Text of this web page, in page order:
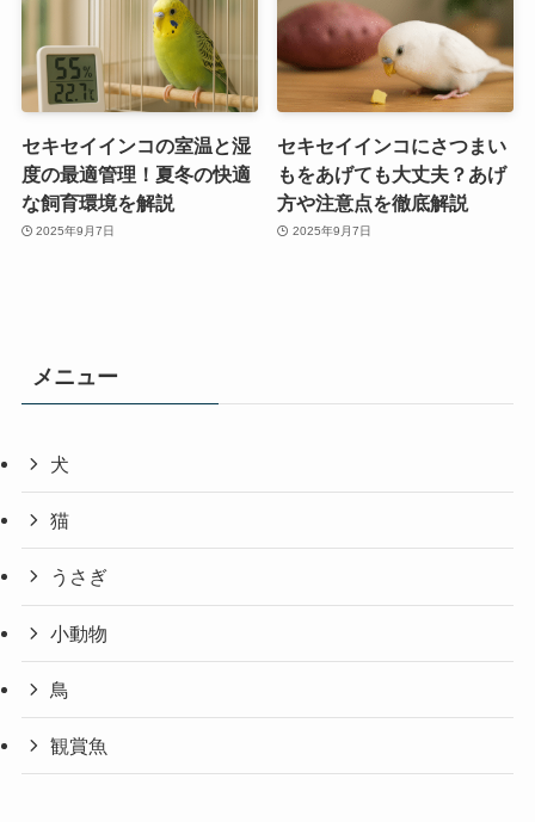
セキセイインコの室温と湿
度の最適管理！夏冬の快適
な飼育環境を解説
2025年9月7日
セキセイインコにさつまい
もをあげても大丈夫？あげ
方や注意点を徹底解説
2025年9月7日
メニュー
犬
猫
うさぎ
小動物
鳥
観賞魚